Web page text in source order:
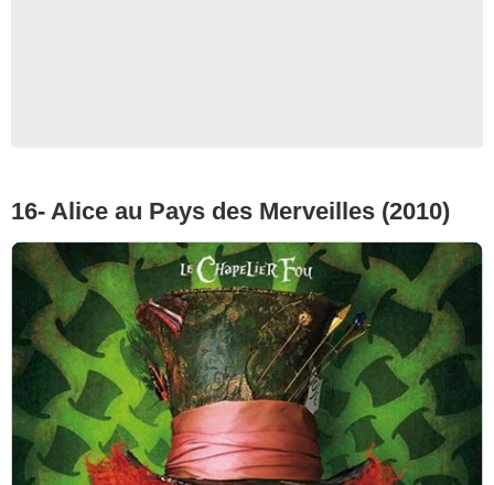
16- Alice au Pays des Merveilles (2010)